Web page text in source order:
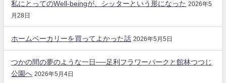
私にとってのWell-beingが、シッターという形になった 2026年5
月28日
ホームベーカリーを買ってよかった話 2026年5月5日
つかの間の夢のような一日──足利フラワーパークと館林つつじ
公園へ 2026年5月4日